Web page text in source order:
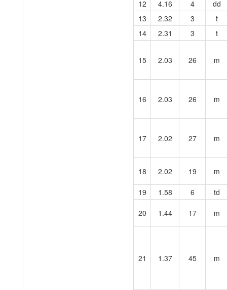
12 4.16 4 dd
13 2.32 3 t
14 2.31 3 t
15 2.03 26 m
16 2.03 26 m
17 2.02 27 m
18 2.02 19 m
19 1.58 6 td
20 1.44 17 m
21 1.37 45 m